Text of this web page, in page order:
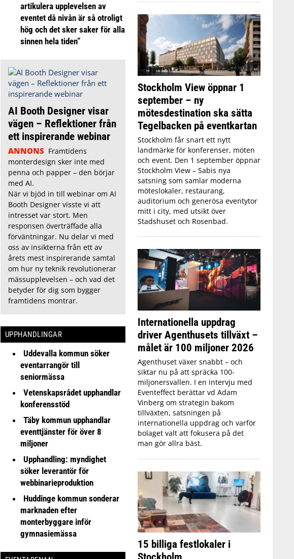
artikulera upplevelsen av
eventet då nivån är så otroligt
hög och det sker saker för alla
sinnen hela tiden”
AI Booth Designer visar
vägen – Reflektioner från
ett inspirerande webinar
ANNONS Framtidens
monterdesign sker inte med
penna och papper – den börjar
med AI.
När vi bjöd in till webinar om AI
Booth Designer visste vi att
intresset var stort. Men
responsen överträffade alla
förväntningar. Nu delar vi med
oss av insikterna från ett av
årets mest inspirerande samtal
om hur ny teknik revolutionerar
mässupplevelsen – och vad det
betyder för dig som bygger
framtidens montrar.
UPPHANDLINGAR
Uddevalla kommun söker
eventarrangör till
seniormässa
Vetenskapsrådet upphandlar
konferensstöd
Täby kommun upphandlar
eventtjänster för över 8
miljoner
Upphandling: myndighet
söker leverantör för
webbinarieproduktion
Huddinge kommun sonderar
marknaden efter
monterbyggare inför
gymnasiemässa
Stockholm View öppnar 1
september – ny
mötesdestination ska sätta
Tegelbacken på eventkartan
Stockholm får snart ett nytt
landmärke för konferenser, möten
och event. Den 1 september öppnar
Stockholm View – Sabis nya
satsning som samlar moderna
möteslokaler, restaurang,
auditorium och generösa eventytor
mitt i city, med utsikt över
Stadshuset och Rosenbad.
Internationella uppdrag
driver Agenthusets tillväxt –
målet är 100 miljoner 2026
Agenthuset växer snabbt – och
siktar nu på att spräcka 100-
miljonersvallen. I en intervju med
Eventeffect berättar vd Adam
Vinberg om strategin bakom
tillväxten, satsningen på
internationella uppdrag och varför
bolaget valt att fokusera på det
man gör allra bäst.
15 billiga festlokaler i